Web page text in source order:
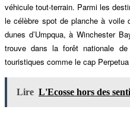
véhicule tout-terrain. Parmi les
le célèbre spotde plancheà voile
dunes d’Umpqua, àWinchester
trouve dans la forêt nationale de
touristiques comme le cap
Lire L'Ecosse hors des